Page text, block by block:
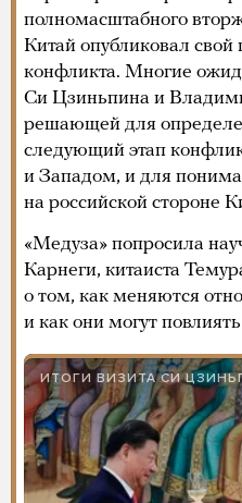
полномасштабного
Китай опубликовал свой
конфликта. Многие
Си Цзиньпина и
решающей для
следующий этап
и Западом, и для
на российской стороне
«Медуза» попросила
Карнеги, китаиста
о том, как меняются
и как они могут
ИТОГИ ВИЗИТА СИ